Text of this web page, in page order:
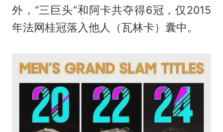
外，“三巨头”和阿卡共夺得6冠，仅2015
年法网桂冠落入他人（瓦林卡）囊中。